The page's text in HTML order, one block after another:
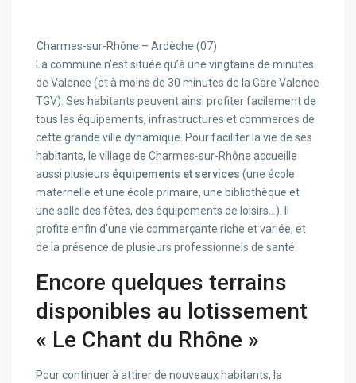
Charmes-sur-Rhône – Ardèche (07)
La commune n’est située qu’à une vingtaine de minutes
de Valence (et à moins de 30 minutes de la Gare Valence
TGV). Ses habitants peuvent ainsi profiter facilement de
tous les équipements, infrastructures et commerces de
cette grande ville dynamique. Pour faciliter la vie de ses
habitants, le village de Charmes-sur-Rhône accueille
aussi plusieurs équipements et services (une école
maternelle et une école primaire, une bibliothèque et
une salle des fêtes, des équipements de loisirs…). Il
profite enfin d’une vie commerçante riche et variée, et
de la présence de plusieurs professionnels de santé.
Encore quelques terrains
disponibles au lotissement
« Le Chant du Rhône »
Pour continuer à attirer de nouveaux habitants, la